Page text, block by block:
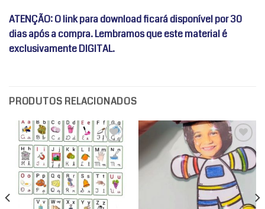
ATENÇÃO: O link para download ficará disponível por 30
dias após a compra. Lembramos que este material é
exclusivamente DIGITAL.
PRODUTOS RELACIONADOS
Adicionar
a lista de
desejos
Adicionar
a lista de
desejos